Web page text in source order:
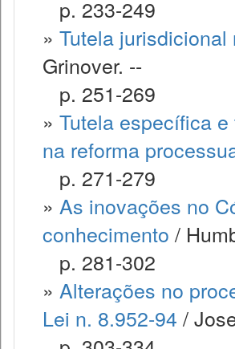
p. 233-249
» Tutela
Grinover. --
p. 251-269
» Tutela específica
na reforma
p. 271-279
» As inovações no
conhecimento /
p. 281-302
» Alterações no
Lei n. 8.952-94 /